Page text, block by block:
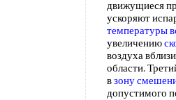
движущиеся
ускоряют
температуры
увеличению
воздуха
области.
взону
допустимого